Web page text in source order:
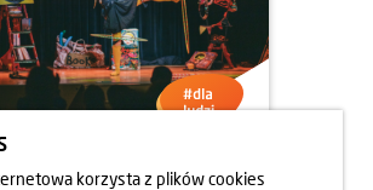
korzysta z plików cookies